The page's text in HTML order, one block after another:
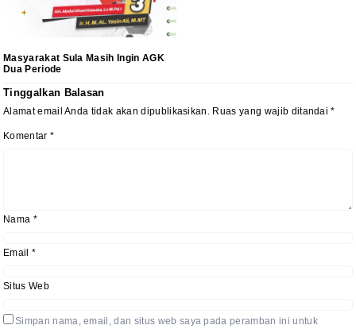
Masyarakat Sula Masih Ingin AGK
Dua Periode
Tinggalkan Balasan
Alamat email Anda tidak akan dipublikasikan. Ruas yang wajib ditandai*
Komentar *
Nama *
Email *
Situs Web
Simpan nama, email, dan situs web saya pada peramban ini untuk